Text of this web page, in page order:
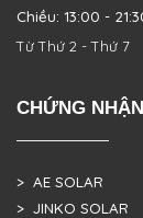
Chiều: 13:00 -
Từ Thứ 2 - Thứ 7
CHỨNG
> AE SOLAR
> JINKO SOLAR